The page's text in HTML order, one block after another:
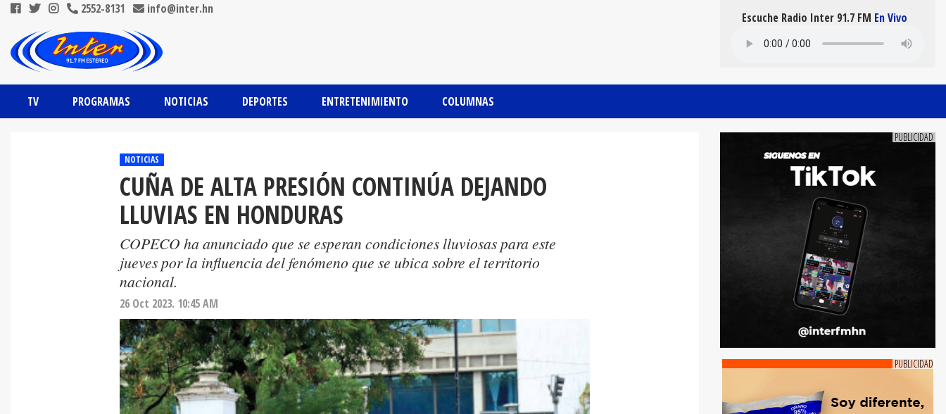
2552-8131 info@inter.hn
TV PROGRAMAS NOTICIAS DEPORTES ENTRETENIMIENTO COLUMNAS
Escuche Radio Inter 91.7 FM En Vivo
NOTICIAS
CUÑA DE ALTA PRESIÓN CONTINÚA DEJANDO
LLUVIAS EN HONDURAS
COPECO ha anunciado que se esperan condiciones lluviosas para este
jueves por la influencia del fenómeno que se ubica sobre el territorio
nacional.
26 Oct 2023. 10:45 AM